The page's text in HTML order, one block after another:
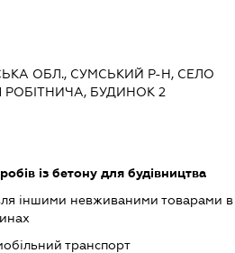
ОБЛ., СУМСЬКИЙ Р-Н, СЕЛО
РОБІТНИЧА, БУДИНОК 2
із бетону для будівництва
іншими невживаними товарами в
транспорт